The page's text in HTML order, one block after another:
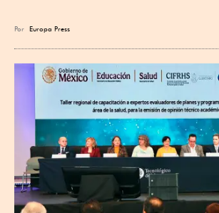
Por Europa Press